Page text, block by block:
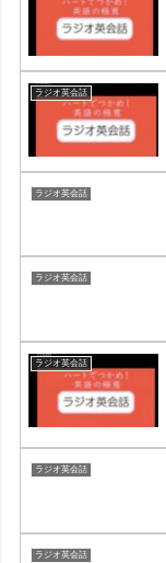
ラジオ英会話
ラジオ英会話
ラジオ英会話
ラジオ英会話
ラジオ英会話
ラジオ英会話